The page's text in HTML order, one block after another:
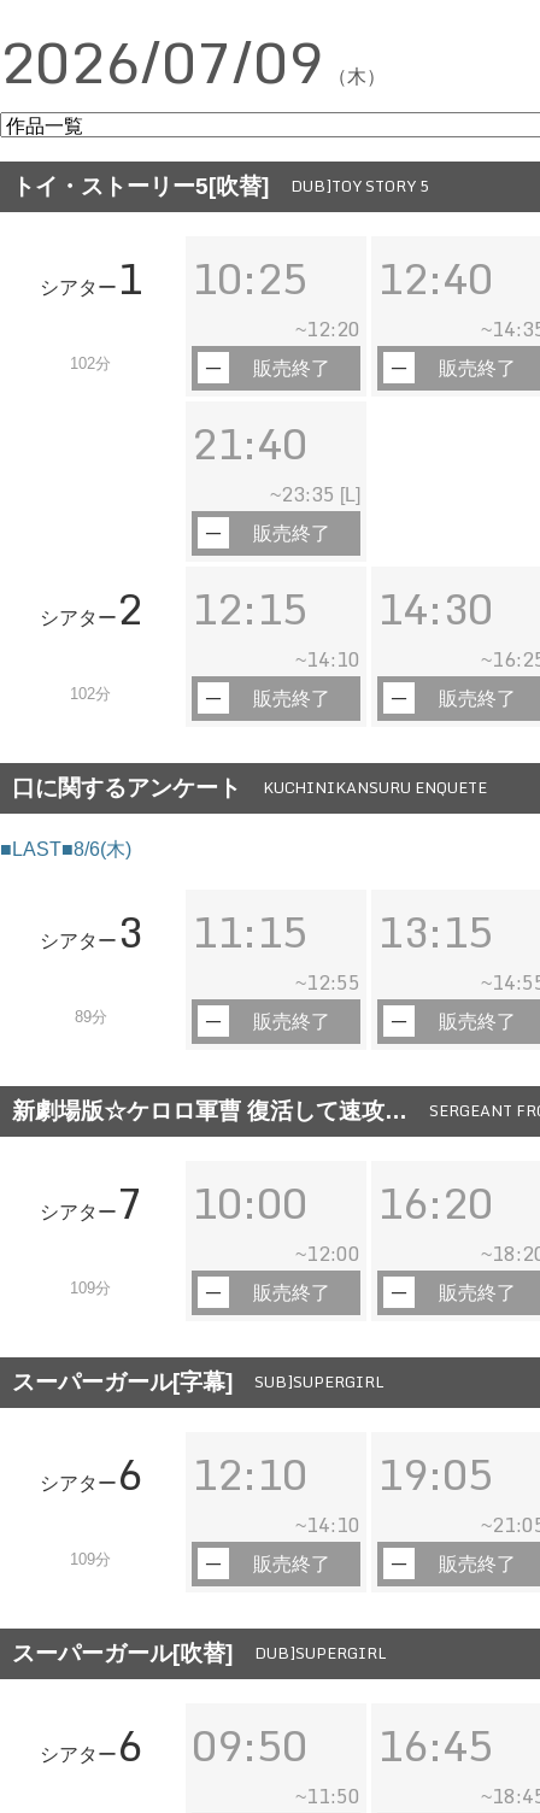
2026/07/09 （木）
トイ・ストーリー5[吹替] DUB]TOY STORY 5
シアター 1
102分
10:25
~12:20
販売終了
12:40
~
販売終了
21:40
~23:35 [L]
販売終了
シアター 2
102分
12:15
~14:10
販売終了
14:30
~
販売終了
口に関するアンケート KUCHINIKANSURU ENQUETE
■LAST■8/6(木)
シアター 3
89分
11:15
~12:55
販売終了
13:15
~
販売終了
新劇場版☆ケロロ軍曹 復活して速攻… SERGEANT
シアター 7
109分
10:00
~12:00
販売終了
16:20
~
販売終了
スーパーガール[字幕] SUB]SUPERGIRL
シアター 6
109分
12:10
~14:10
販売終了
19:05
~
販売終了
スーパーガール[吹替] DUB]SUPERGIRL
シアター 6 09:50
~11:50
16:45
~